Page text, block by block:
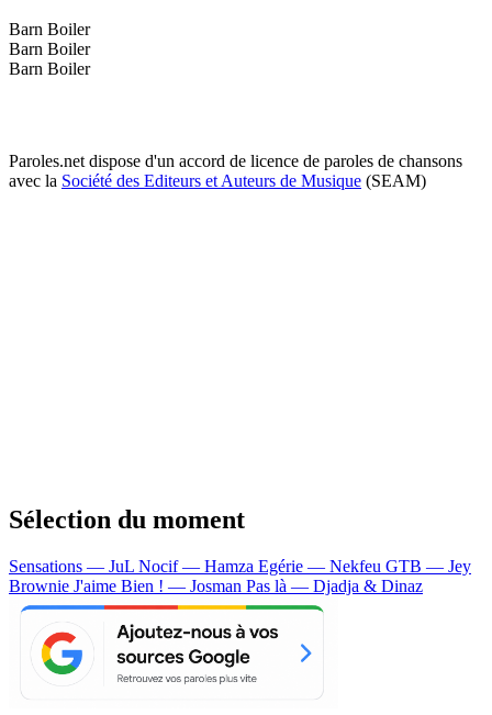
Barn Boiler
Barn Boiler
Barn Boiler
Paroles.net dispose d'un accord de licence de paroles de chansons
avec la Société des Editeurs et Auteurs de Musique (SEAM)
Sélection du moment
Sensations — JuL Nocif — Hamza Egérie — Nekfeu GTB — Jey
Brownie J'aime Bien ! — Josman Pas là — Djadja & Dinaz